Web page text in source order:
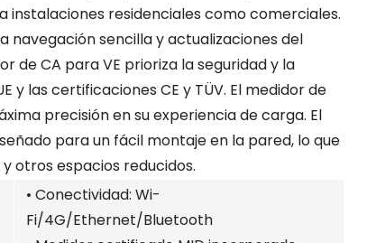
residenciales como comerciales.
navegación sencilla y actualizaciones del
de CA para VE prioriza la seguridad y la
y las certificaciones CE y TÜV. El medidor de
precisión en su experiencia de carga. El
para un fácil montaje en la pared, lo que
otros espacios reducidos.
• Conectividad: Wi-
Fi/4G/Ethernet/Bluetooth